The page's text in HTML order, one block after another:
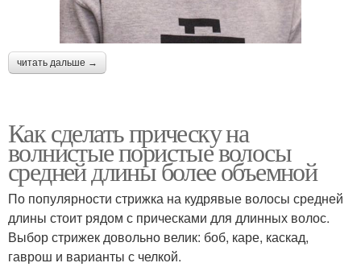
читать дальше →
Как сделать прическу на
волнистые пористые волосы
средней длины более объемной
По популярности стрижка на кудрявые волосы средней
длины стоит рядом с прическами для длинных волос.
Выбор стрижек довольно велик: боб, каре, каскад,
гаврош и варианты с челкой.